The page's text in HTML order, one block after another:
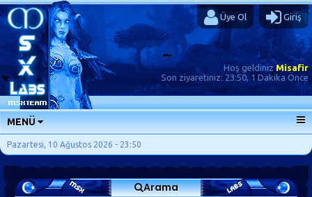
Üye Ol Giriş
Hoş geldinizMisafir
Son ziyaretiniz: 23:50, 1 Dakika Önce
MENÜ
ANA SAYFA
FORUMLAR
SORU-CEVAP
Pazartesi, 10 Ağustos 2026 - 23:50
Arama